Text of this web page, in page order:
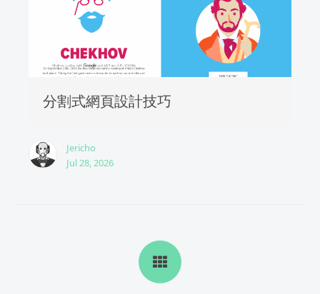
分割式網頁設計技巧
Jericho
Jul 28, 2026